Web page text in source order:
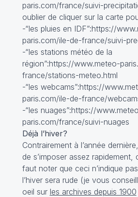
paris.com/france/suivi-
oublier de cliquer sur la carte
-“les pluies en IDF”:https://
paris.com/ile-de-france/suivi-
-“les stations météo de la
région”:https://www.meteo-
france/stations-meteo.html
-“les webcams”:https://
paris.com/ile-de-france/
-“les nuages”:https://
paris.com/france/suivi-nuages
Déjà l’hiver?
Contrairement à l’année
de s’imposer assez rapidement,
faut noter que ceci n’indique
l’hiver sera rude (je vous
oeil sur les archives depuis 1900